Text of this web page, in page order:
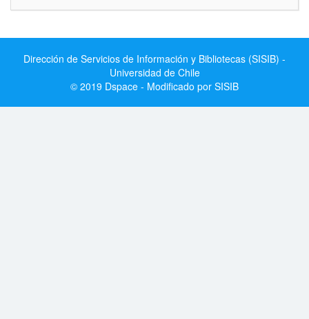
Dirección de Servicios de Información y Bibliotecas (SISIB) -
Universidad de Chile
© 2019 Dspace - Modificado por SISIB